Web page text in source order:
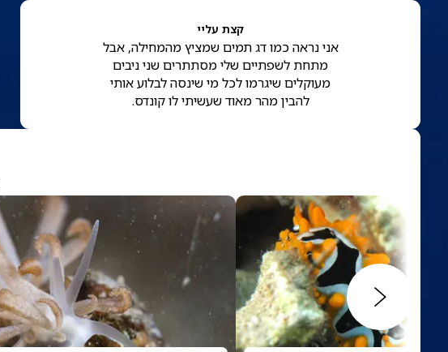
קצת עליי
אני נראה כמו דג תמים שמציץ מהמחילה, אבל
מתחת לשפתיים שלי מסתתרים שני ניבים
מעוקלים שיגרמו לכל מי שינסה לבלוע אותי
להבין מהר מאוד שעשיתי לו קונדס.